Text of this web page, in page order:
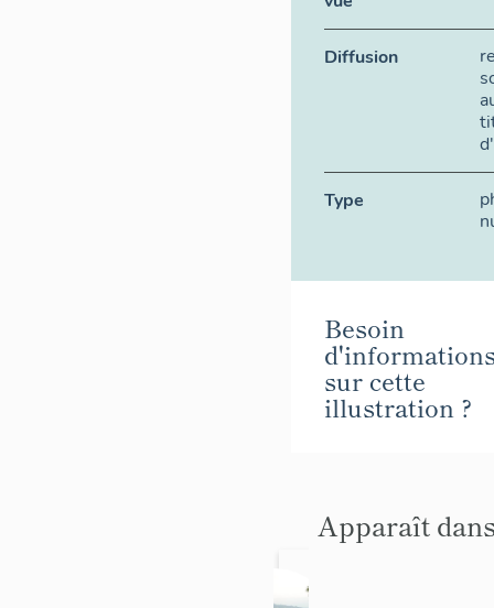
Diffusion
Type
Besoin
sur cette
illustration ?
Apparaît